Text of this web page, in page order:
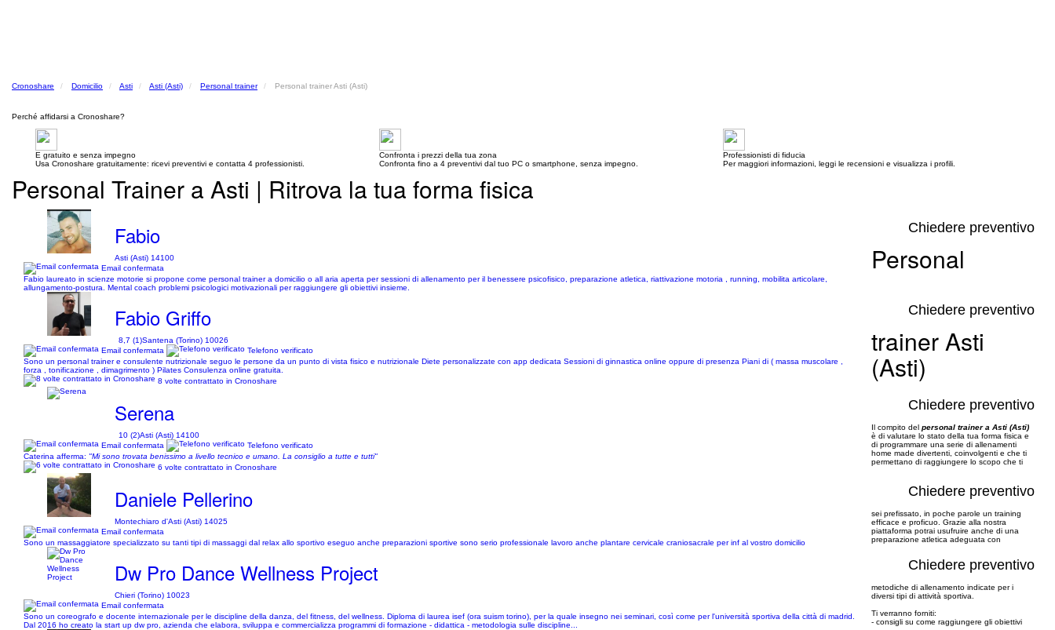
Cronoshare Domicilio Asti Asti (Asti) Personal trainer Personal trainer Asti (Asti)
Perché affidarsi a Cronoshare?
E gratuito e senza impegno
Usa Cronoshare gratuitamente: ricevi preventivi e contatta 4 professionisti.
Confronta i prezzi della tua zona
Confronta fino a 4 preventivi dal tuo PC o smartphone, senza impegno.
Professionisti di fiducia
Per maggiori informazioni, leggi le recensioni e visualizza i profili.
Personal Trainer a Asti | Ritrova la tua forma fisica
Fabio
Asti (Asti) 14100
Email confermata
Fabio laureato in scienze motorie si propone come personal trainer a domicilio o all aria aperta per sessioni di allenamento per il benessere psicofisico, preparazione atletica, riattivazione motoria , running, mobilita articolare,
allungamento-postura. Mental coach problemi psicologici motivazionali per raggiungere gli obiettivi insieme.
Chiedere preventivo
Fabio Griffo
8,7 (1)Santena (Torino) 10026
Email confermata
Telefono verificato
Sono un personal trainer e consulente nutrizionale seguo le persone da un punto di vista fisico e nutrizionale Diete personalizzate con app dedicata Sessioni di ginnastica online oppure di presenza Piani di ( massa muscolare ,
forza , tonificazione , dimagrimento ) Pilates Consulenza online gratuita.
8 volte contrattato in Cronoshare
Chiedere preventivo
Serena
10 (2)Asti (Asti) 14100
Email confermata
Telefono verificato
Caterina afferma: "Mi sono trovata benissimo a livello tecnico e umano. La consiglio a tutte e tutti"
6 volte contrattato in Cronoshare
Chiedere preventivo
Daniele Pellerino
Montechiaro d'Asti (Asti) 14025
Email confermata
Sono un massaggiatore specializzato su tanti tipi di massaggi dal relax allo sportivo eseguo anche preparazioni sportive sono serio professionale lavoro anche plantare cervicale craniosacrale per inf al vostro domicilio
Chiedere preventivo
Dw Pro Dance Wellness Project
Chieri (Torino) 10023
Email confermata
Sono un coreografo e docente internazionale per le discipline della danza, del fitness, del wellness. Diploma di laurea isef (ora suism torino), per la quale insegno nei seminari, così come per l'università sportiva della città di madrid.
Dal 2016 ho creato la start up dw pro, azienda che elabora, sviluppa e commercializza programmi di formazione - didattica - metodologia sulle discipline...
Chiedere preventivo
Personal
trainer Asti
(Asti)
Il compito del personal trainer a Asti (Asti)
è di valutare lo stato della tua forma fisica e
di programmare una serie di allenamenti
home made divertenti, coinvolgenti e che ti
permettano di raggiungere lo scopo che ti
sei prefissato, in poche parole un training
efficace e proficuo. Grazie alla nostra
piattaforma potrai usufruire anche di una
preparazione atletica adeguata con
metodiche di allenamento indicate per i
diversi tipi di attività sportiva.
Ti verranno forniti:
- consigli su come raggiungere gli obiettivi